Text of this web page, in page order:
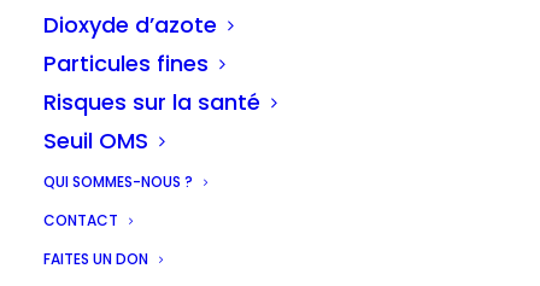
Dioxyde d’azote
Particules fines
Risques sur la santé
Seuil OMS
QUI SOMMES-NOUS ?
CONTACT
FAITES UN DON
des écoles